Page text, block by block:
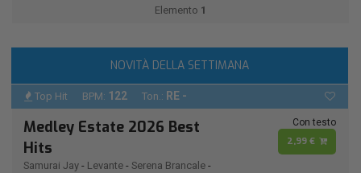
Elemento 1
NOVITÀ DELLA SETTIMANA
Top Hit BPM: 122 Ton.: RE -
Medley Estate 2026 Best
Hits
Samurai Jay - Levante - Serena Brancale -
Con testo
2,99 €